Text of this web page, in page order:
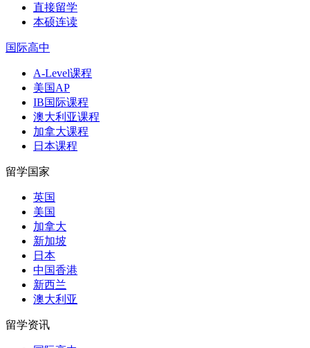
直接留学
本硕连读
国际高中
A-Level课程
美国AP
IB国际课程
澳大利亚课程
加拿大课程
日本课程
留学国家
英国
美国
加拿大
新加坡
日本
中国香港
新西兰
澳大利亚
留学资讯